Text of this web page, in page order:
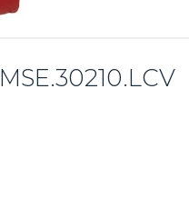
MSE.30210.LCV